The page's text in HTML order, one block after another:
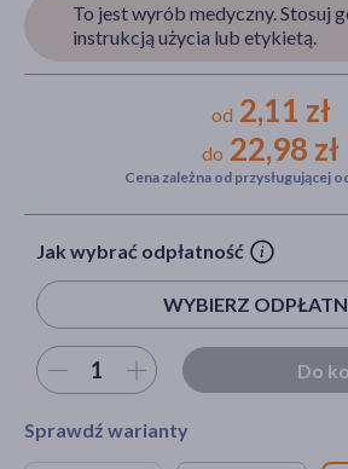
To jest wyrób medyczny. Stosuj
instrukcją użycia lub etykietą.
od 2,11 zł
do 22,98 zł
Cena zależna od przysługującej
Jak wybrać odpłatność
WYBIERZ
Wybierz ilość Do
Sprawdź warianty